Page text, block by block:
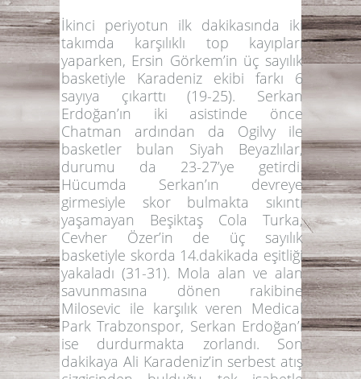
İkinci periyotun ilk dakikasında iki
takımda karşılıklı top kayıpları
yaparken, Ersin Görkem’in üç sayılık
basketiyle Karadeniz ekibi farkı 6
sayıya çıkarttı (19-25). Serkan
Erdoğan’ın iki asistinde önce
Chatman ardından da Ogilvy ile
basketler bulan Siyah Beyazlılar,
durumu da 23-27’ye getirdi.
Hücumda Serkan’ın devreye
girmesiyle skor bulmakta sıkıntı
yaşamayan Beşiktaş Cola Turka,
Cevher Özer’in de üç sayılık
basketiyle skorda 14.dakikada eşitliği
yakaladı (31-31). Mola alan ve alan
savunmasına dönen rakibine
Milosevic ile karşılık veren Medical
Park Trabzonspor, Serkan Erdoğan’ı
ise durdurmakta zorlandı. Son
dakikaya Ali Karadeniz’in serbest atış